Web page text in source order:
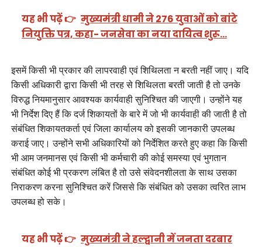
यह भी पढ़ें 👉 मुख्यमंत्री धामी ने 276 युवाओं को बांटे
नियुक्ति पत्र, कहा- जनसेवा का नया दायित्व शुरू…
इसमें किसी भी प्रकार की लापरवाही एवं शिथिलता न बरती नहीं जाए। यदि
किसी अधिकारी द्वारा किसी भी तरह से शिथिलता बरती जाती है तो उनके
विरुद्ध नियमानुसार आवश्यक कार्यवाही सुनिश्चित की जाएगी। उन्होंने यह
भी निर्देश दिए हैं कि दर्ज शिकायतों के बारे में जो भी कार्यवाही की जाती है तो
संबंधित शिकायतकर्ता एवं जिला कार्यालय को इसकी जानकारी उपलब्ध
कराई जाए। उन्होंने सभी अधिकारियों को निर्देशित करते हुए कहा कि किसी
भी आम जनमानस एवं किसी भी कर्मचारी की कोई समस्या एवं भुगतान
संबंधित कोई भी प्रकरण लंबित है तो उसे संवेदनशीलता के साथ उसका
निराकरण करना सुनिश्चित करें जिससे कि संबंधित को उसका त्वरित लाभ
उपलब्ध हो सके।
यह भी पढ़ें 👉 मुख्यमंत्री ने हल्द्वानी में जनता दरबार